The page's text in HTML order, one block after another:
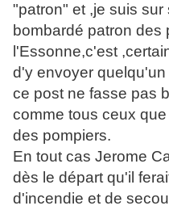
"patron" et ,je suis
bombardé patron des
l'Essonne,c'est
d'y envoyer
ce post ne fasse pas
comme tous ceux
des pompiers.
En tout cas Jerome
dès le départ qu'il
d'incendie et de